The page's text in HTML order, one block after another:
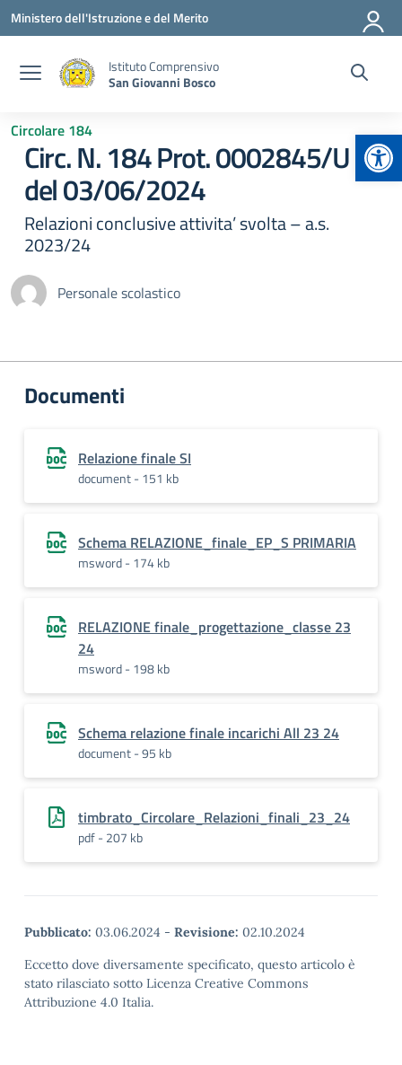
Vai ai contenuti
Vai al menu di navigazione
Vai al footer
Ministero dell'Istruzione e del Merito
Istituto Comprensivo
San Giovanni Bosco
Circolare 184
Circ. N. 184 Prot. 0002845/U
del 03/06/2024
Relazioni conclusive attivita’ svolta – a.s.
2023/24
Personale scolastico
Documenti
Relazione finale SI
document - 151 kb
Schema RELAZIONE_finale_EP_S PRIMARIA
msword - 174 kb
RELAZIONE finale_progettazione_classe 23
24
msword - 198 kb
Schema relazione finale incarichi All 23 24
document - 95 kb
timbrato_Circolare_Relazioni_finali_23_24
pdf - 207 kb
Pubblicato: 03.06.2024 - Revisione: 02.10.2024
Eccetto dove diversamente specificato, questo articolo è
stato rilasciato sotto Licenza Creative Commons
Attribuzione 4.0 Italia.